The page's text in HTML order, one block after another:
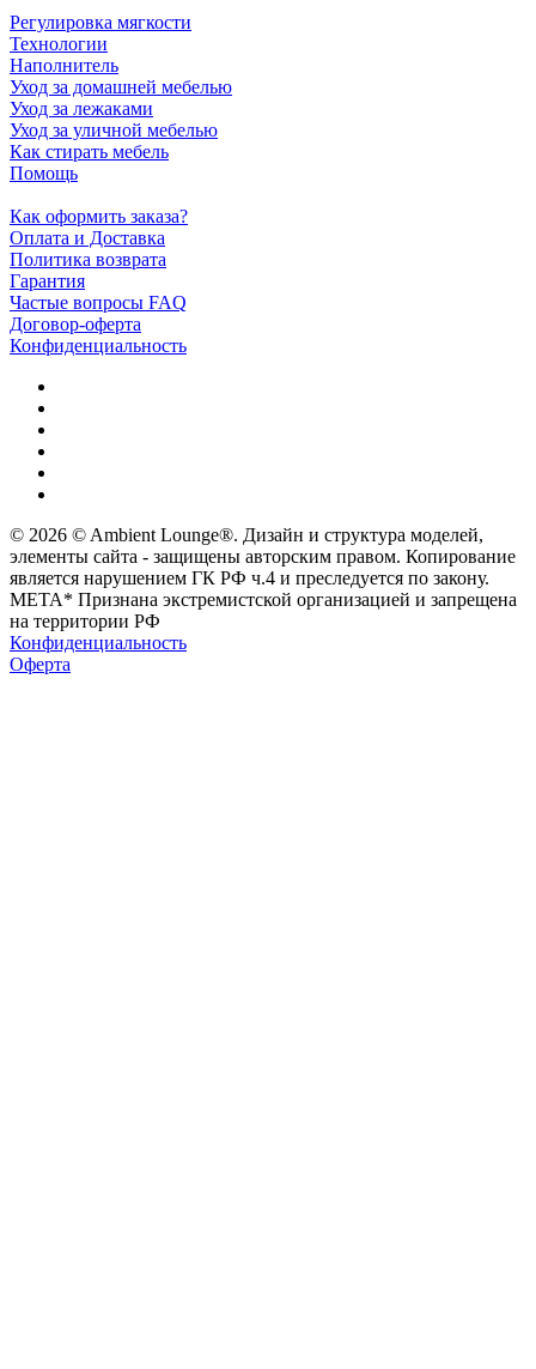
Регулировка мягкости
Технологии
Наполнитель
Уход за домашней мебелью
Уход за лежаками
Уход за уличной мебелью
Как стирать мебель
Помощь
Как оформить заказа?
Оплата и Доставка
Политика возврата
Гарантия
Частые вопросы FAQ
Договор-оферта
Конфиденциальность
© 2026 © Ambient Lounge®. Дизайн и структура моделей,
элементы сайта - защищены авторским правом. Копирование
является нарушением ГК РФ ч.4 и преследуется по закону.
МЕТА* Признана экстремистской организацией и запрещена
на территории РФ
Конфиденциальность
Оферта